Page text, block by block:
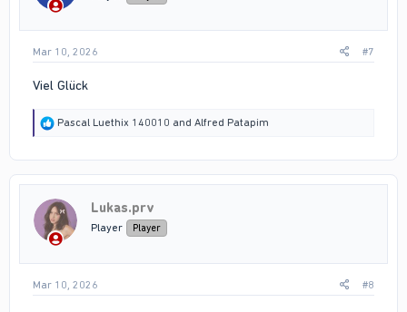
s
Mar 10, 2026 #7
Viel Glück
R
o
n
s
Pascal Luethix 140010 and Alfred Patapim
Lukas.prv
Player Player
Mar 10, 2026 #8